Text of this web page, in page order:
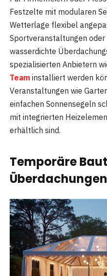
Festzelte mit modularen
Wetterlage flexibel
Sportveranstaltungen oder
wasserdichte
spezialisierten Anbietern
Team installiert werden
Veranstaltungen wie
einfachen Sonnensegeln
mit integrierten
erhältlich sind.
Temporäre